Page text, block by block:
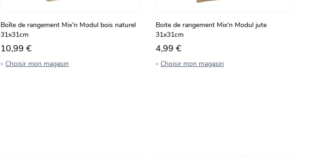
Boîte de rangement Mix'n Modul bois naturel
31x31cm
10,99 €
Choisir mon magasin
Boite de rangement Mix'n Modul jute
31x31cm
4,99 €
Choisir mon magasin